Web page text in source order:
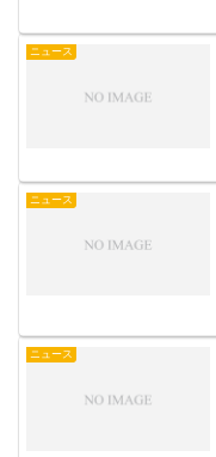
ニュース
ニュース
ニュース